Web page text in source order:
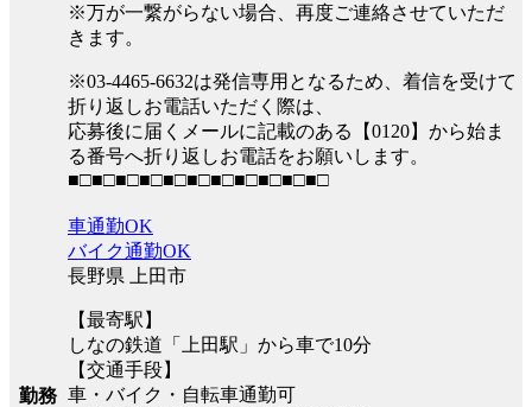
※万が一繋がらない場合、再度ご連絡させていただ
きます。
※03-4465-6632は発信専用となるため、着信を受けて
折り返しお電話いただく際は、
応募後に届くメールに記載のある【0120】から始ま
る番号へ折り返しお電話をお願いします。
■□■□■□■□■□■□■□■□■□■□■□
勤務
車通勤OK
バイク通勤OK
長野県 上田市
【最寄駅】
しなの鉄道「上田駅」から車で10分
【交通手段】
車・バイク・自転車通勤可